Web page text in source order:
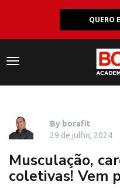
QUERO
Navegação
By borafit
29 de julho, 2024
Musculação,
coletivas! Vem